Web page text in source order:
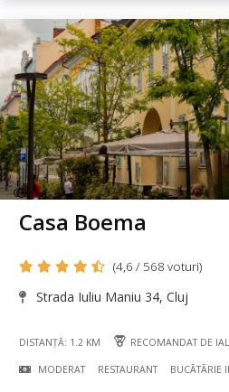
Casa Boema
(4,6 / 568 voturi)
Strada Iuliu Maniu 34, Cluj
DISTANȚĂ: 1.2 KM RECOMANDAT DE
MODERAT RESTAURANT BUCÃTÃRIE